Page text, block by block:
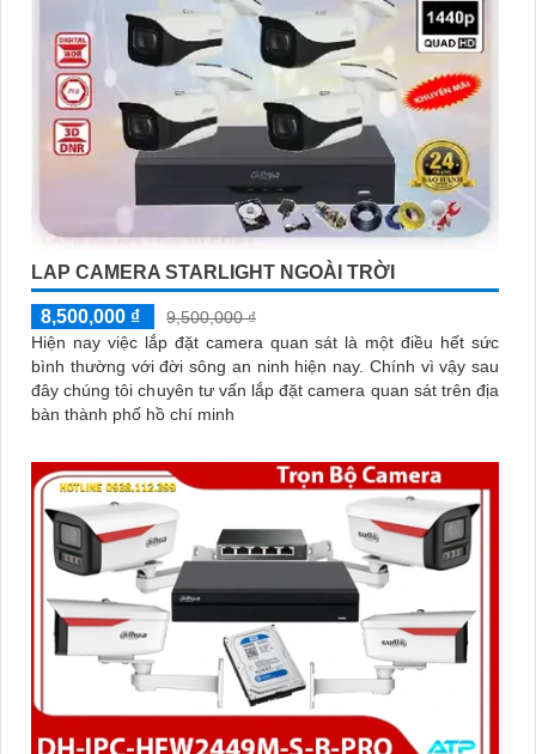
LAP CAMERA STARLIGHT NGOÀI TRỜI
8,500,000 ₫
9,500,000 ₫
Hiện nay việc lắp đặt camera quan sát là một điều hết sức
bình thường với đời sông an ninh hiện nay. Chính vì vậy sau
đây chúng tôi chuyên tư vấn lắp đặt camera quan sát trên địa
bàn thành phố hồ chí minh